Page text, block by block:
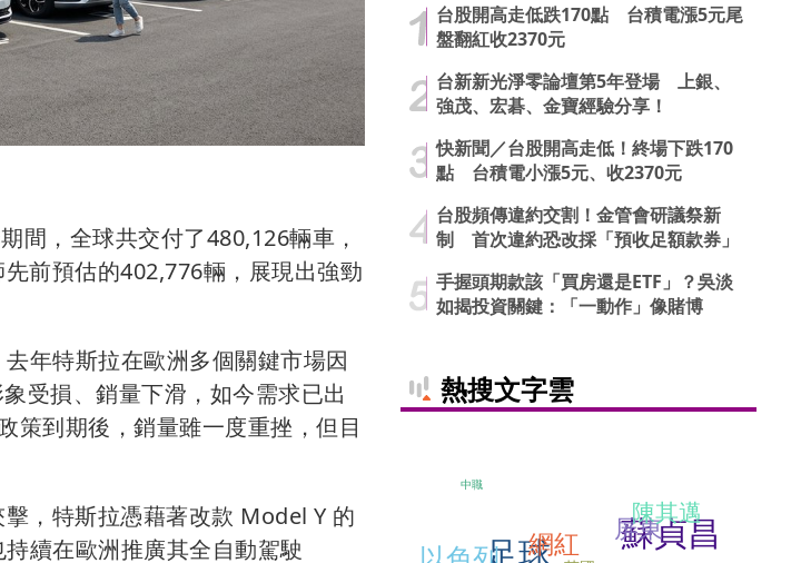
間，全球共交付了480,126輛車，
前預估的402,776輛，展現出強勁
年特斯拉在歐洲多個關鍵市場因
受損、銷量下滑，如今需求已出
策到期後，銷量雖一度重挫，但目
，特斯拉憑藉著改款 Model Y 的
續在歐洲推廣其全自動駕駛
台股開高走低跌170點 台積電漲5元尾
盤翻紅收2370元
台新新光淨零論壇第5年登場 上銀、
強茂、宏碁、金寶經驗分享！
快新聞／台股開高走低！終場下跌170
點 台積電小漲5元、收2370元
台股頻傳違約交割！金管會研議祭新
制 首次違約恐改採「預收足額款券」
手握頭期款該「買房還是ETF」？吳淡
如揭投資關鍵：「一動作」像賭博
熱搜文字雲
蘇貞昌
足球網紅
中職
屏東
陳其邁